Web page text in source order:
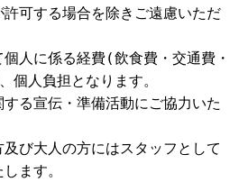
可する場合を除きご遠慮いただ
個人に係る経費(飲食費・交通費・
個人負担となります。
する宣伝・準備活動にご協力いた
及び大人の方にはスタッフとして
ます。